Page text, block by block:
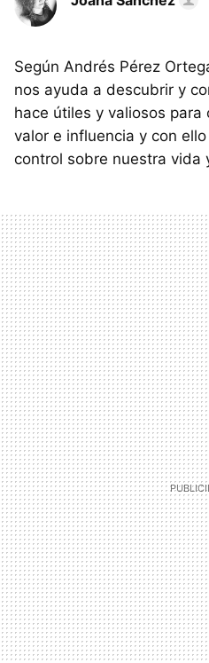
Según Andrés Pérez
nos ayuda a descubrir y
hace útiles y valiosos
valor e influencia y con
control sobre nuestra vida